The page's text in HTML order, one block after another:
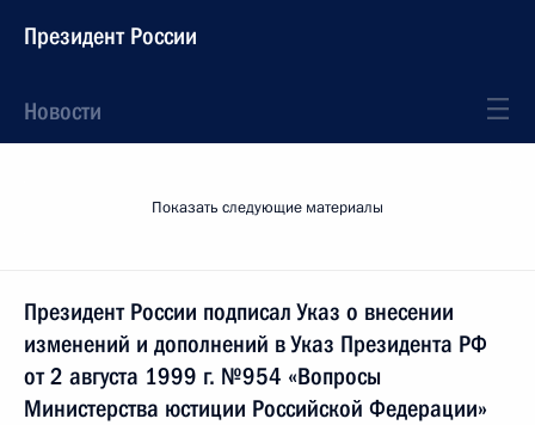
Президент России
Новости
Показать следующие материалы
Президент России подписал Указ о внесении
изменений и дополнений в Указ Президента РФ
от 2 августа 1999 г. №954 «Вопросы
Министерства юстиции Российской Федерации»